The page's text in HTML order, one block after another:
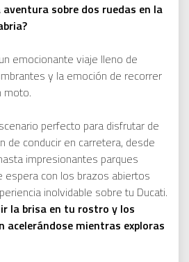
sobre dos ruedas en la
emocionante viaje lleno de
y la emoción de recorrer
moto.
perfecto para disfrutar de
de conducir en carretera, desde
impresionantes parques
espera con los brazos abiertos
inolvidable sobre tu Ducati.
la brisa en tu rostro y los
acelerándose mientras exploras